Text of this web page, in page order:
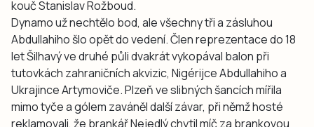
kouč Stanislav Rožboud.
Dynamo už nechtělo bod, ale všechny tři a zásluhou
Abdullahiho šlo opět do vedení. Člen reprezentace do 18
let Šilhavý ve druhé půli dvakrát vykopával balon při
tutovkách zahraničních akvizic, Nigérijce Abdullahiho a
Ukrajince Artymoviče. Plzeň ve slibných šancích mířila
mimo tyče a gólem zaváněl další závar, při němž hosté
reklamovali, že brankář Nejedlý chytil míč za brankovou